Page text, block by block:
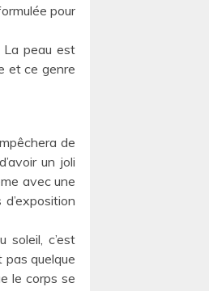
pour
La peau est
et ce genre
de
un joli
avec une
soleil, c’est
pas quelque
le corps se